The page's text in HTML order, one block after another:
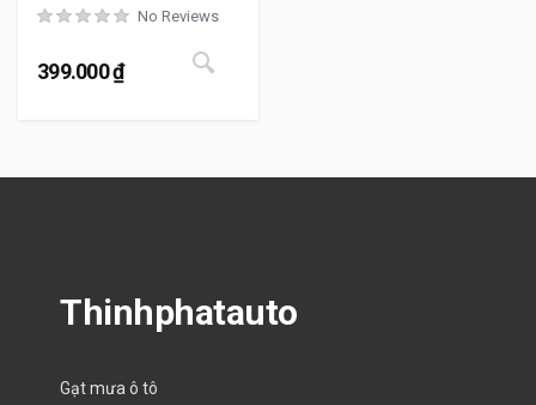
No Reviews
399.000₫
Thinhphatauto
Gạt mưa ô tô